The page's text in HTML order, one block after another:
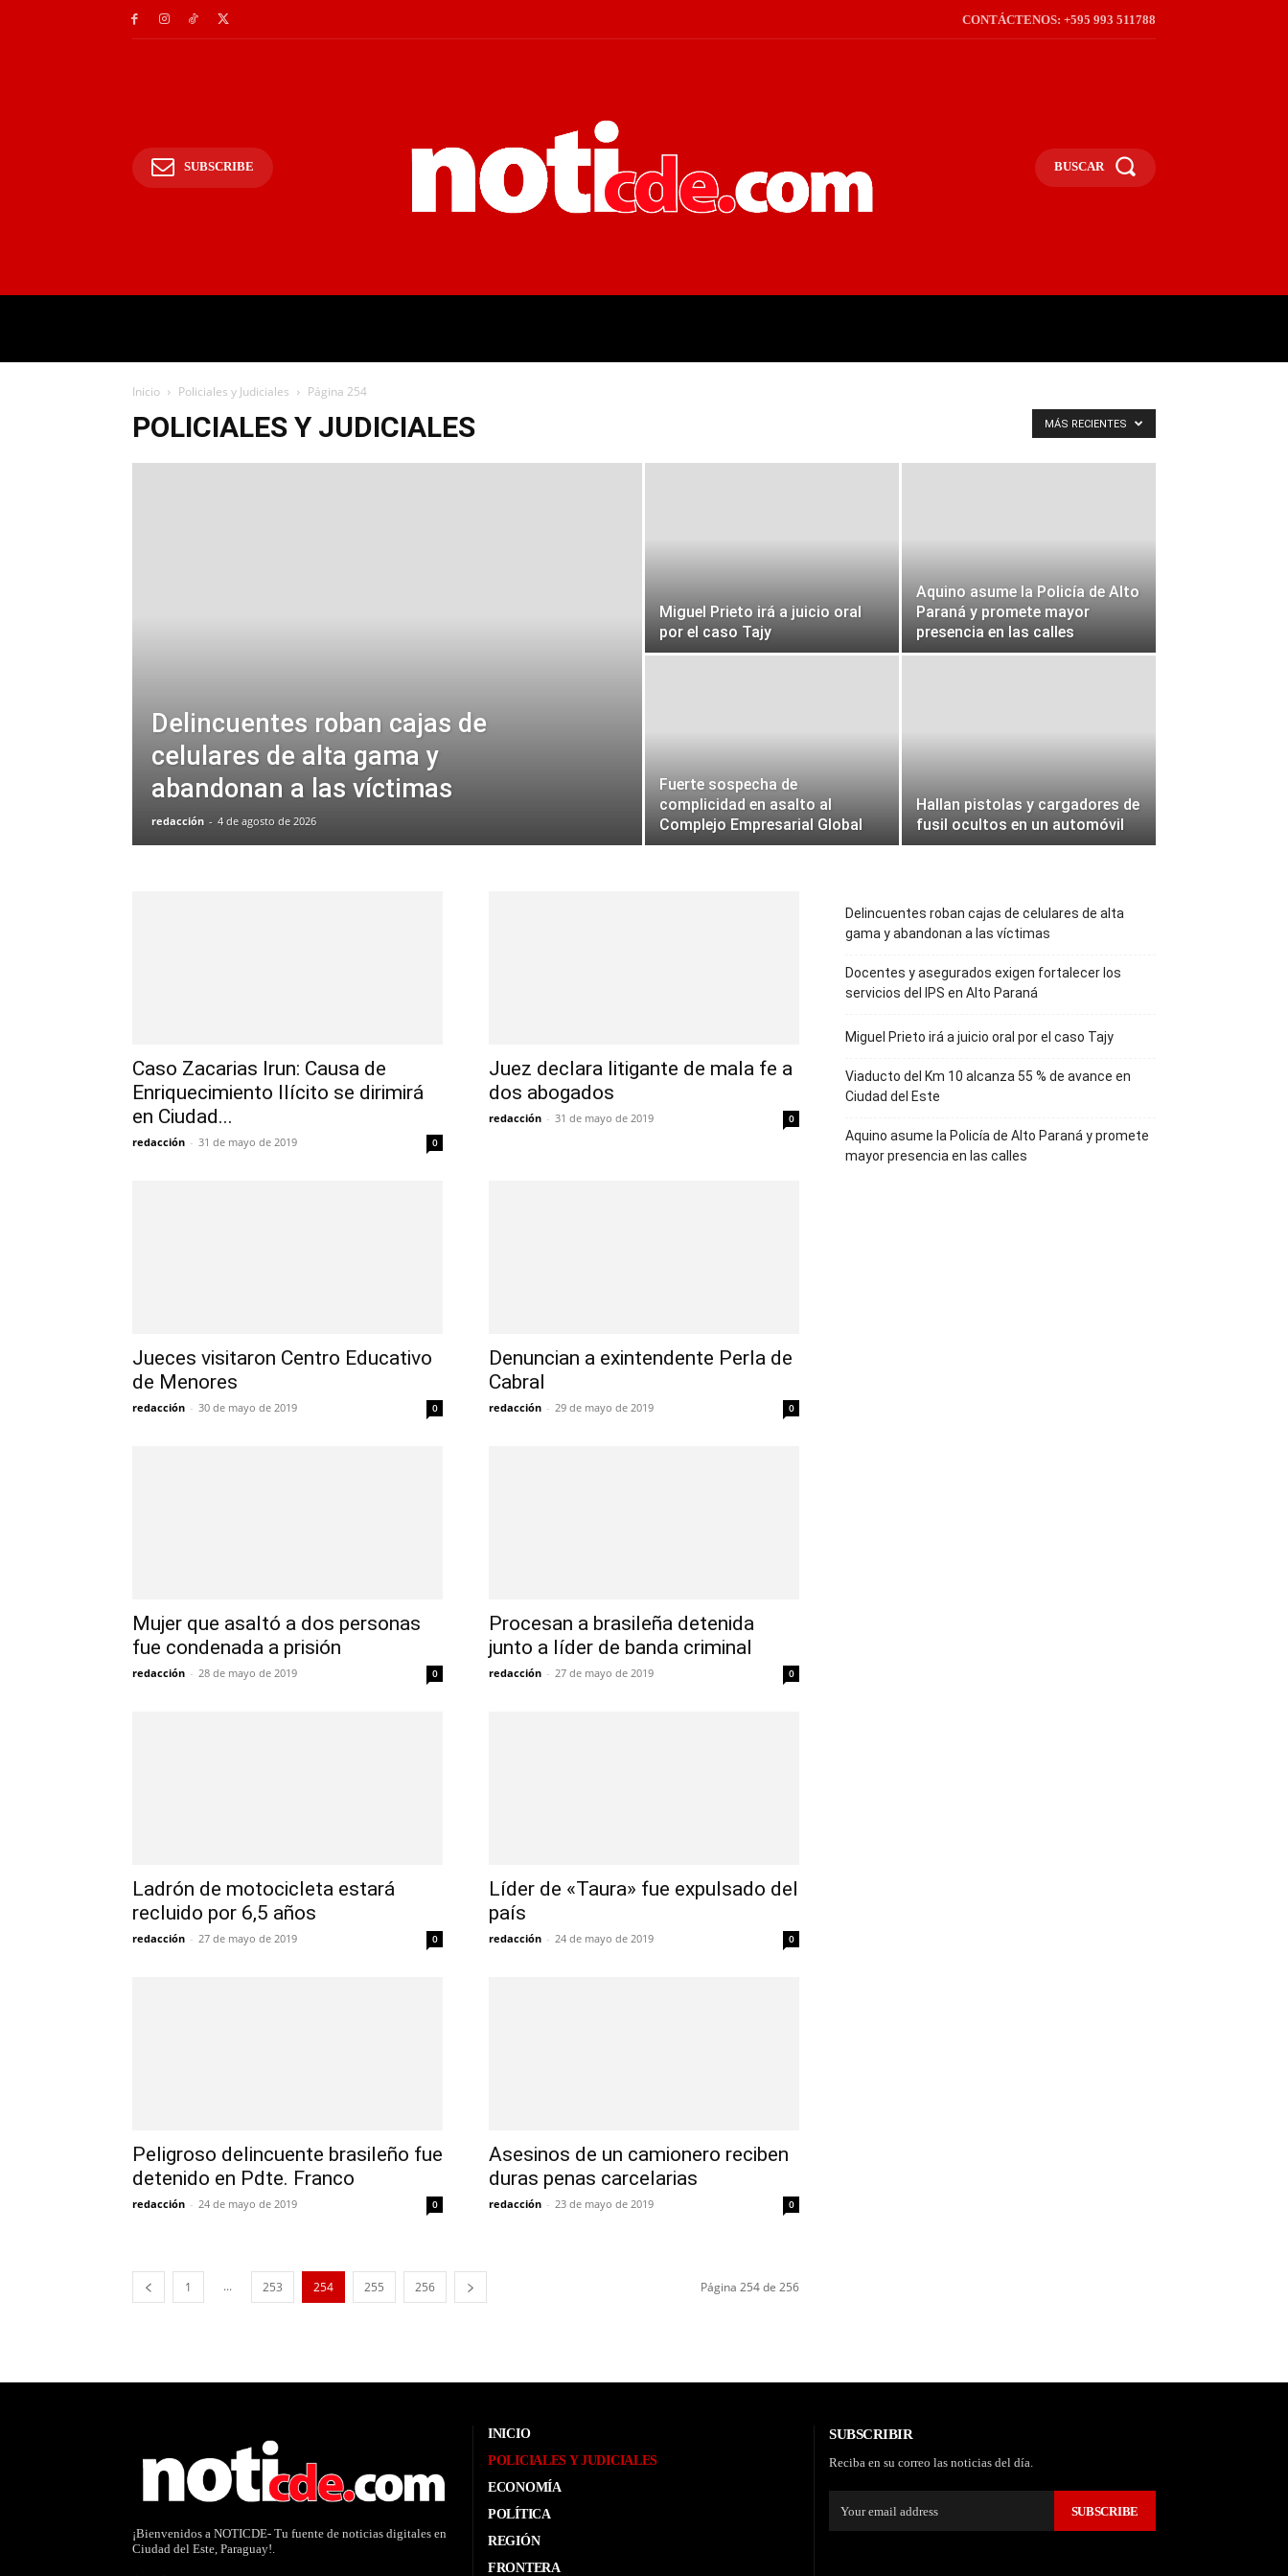
CONTÁCTENOS: +595 993 511788
SUBSCRIBE BUSCAR
Inicio Policiales y Judiciales Página 254
POLICIALES Y JUDICIALES MÁS RECIENTES
Delincuentes roban cajas de
celulares de alta gama y
abandonan a las víctimas
redacción - 4 de agosto de 2026
Miguel Prieto irá a juicio oral
por el caso Tajy
Aquino asume la Policía de Alto
Paraná y promete mayor
presencia en las calles
Fuerte sospecha de
complicidad en asalto al
Complejo Empresarial Global
Hallan pistolas y cargadores de
fusil ocultos en un automóvil
Caso Zacarias Irun: Causa de
Enriquecimiento Ilícito se dirimirá
en Ciudad...
redacción - 31 de mayo de 2019 0
Juez declara litigante de mala fe a
dos abogados
redacción - 31 de mayo de 2019 0
Jueces visitaron Centro Educativo
de Menores
redacción - 30 de mayo de 2019 0
Denuncian a exintendente Perla de
Cabral
redacción - 29 de mayo de 2019 0
Mujer que asaltó a dos personas
fue condenada a prisión
redacción - 28 de mayo de 2019 0
Procesan a brasileña detenida
junto a líder de banda criminal
redacción - 27 de mayo de 2019 0
Ladrón de motocicleta estará
recluido por 6,5 años
redacción - 27 de mayo de 2019 0
Líder de «Taura» fue expulsado del
país
redacción - 24 de mayo de 2019 0
Peligroso delincuente brasileño fue
detenido en Pdte. Franco
redacción - 24 de mayo de 2019 0
Asesinos de un camionero reciben
duras penas carcelarias
redacción - 23 de mayo de 2019 0
1 ... 253 254 255 256 Página 254 de 256
Delincuentes roban cajas de celulares de alta
gama y abandonan a las víctimas
Docentes y asegurados exigen fortalecer los
servicios del IPS en Alto Paraná
Miguel Prieto irá a juicio oral por el caso Tajy
Viaducto del Km 10 alcanza 55 % de avance en
Ciudad del Este
Aquino asume la Policía de Alto Paraná y promete
mayor presencia en las calles
¡Bienvenidos a NOTICDE- Tu fuente de noticias digitales en
Ciudad del Este, Paraguay!.
INICIO
POLICIALES Y JUDICIALES
ECONOMÍA
POLÍTICA
REGIÓN
FRONTERA
SUBSCRIBIR
Reciba en su correo las noticias del día.
SUBSCRIBE